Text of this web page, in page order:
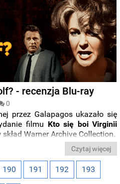
- recenzja Blu-ray
0
przez Galapagos ukazało się
filmu Kto się boi Virginii
Warner Archive Collection.
Czytaj więcej
190 191 192 193